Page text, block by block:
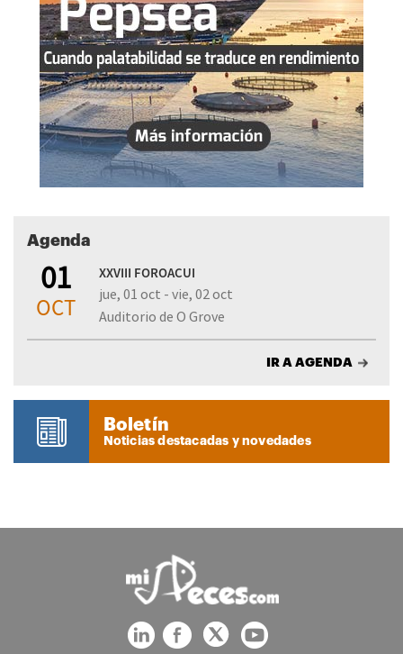
Agenda
01
OCT
XXVIII FOROACUI
jue, 01 oct - vie, 02 oct
Auditorio de O Grove
IR A AGENDA
Boletín
Noticias destacadas y novedades